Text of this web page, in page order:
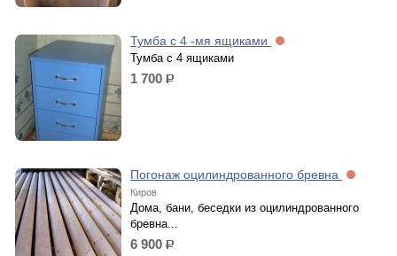
Тумба с 4 -мя ящиками
Тумба с 4 ящиками
1 700 р.
Погонаж оцилиндрованного бревна
Киров
Дома, бани, беседки из оцилиндрованного
бревна...
6 900 р.